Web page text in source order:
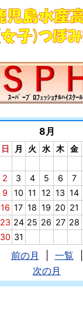
8月
日 月 火 水 木 金
2
3 4 5 6 7
9
10 11 12 13 14
16 17 18 19 20 21
23 24 25 26 27 28
30 31
前の月 一覧
次の月